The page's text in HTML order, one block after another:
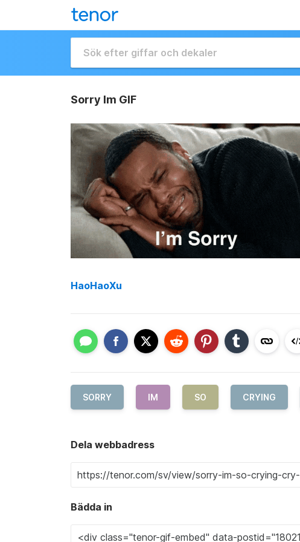
Sorry Im GIF
HaoHaoXu
SORRY IM SO CRYING
Dela webbadress
Bädda in